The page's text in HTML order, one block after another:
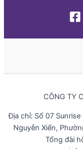
CÔNG TY
Địa chỉ: Số 07
Nguyễn Xiển,
Tổng đài